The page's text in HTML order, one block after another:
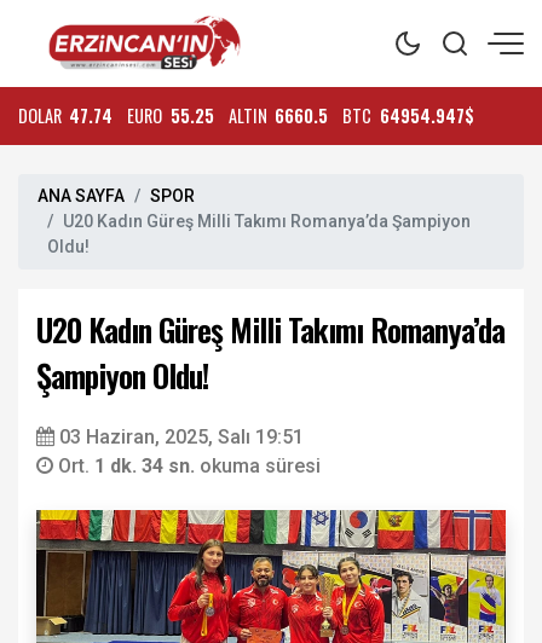
DOLAR 47.74 EURO 55.25 ALTIN 6660.5 BTC 64954.947$
ANA SAYFA
SPOR
U20 Kadın Güreş Milli Takımı Romanya’da Şampiyon
Oldu!
U20 Kadın Güreş Milli Takımı Romanya’da
Şampiyon Oldu!
03 Haziran, 2025, Salı 19:51
Ort. 1 dk. 34 sn. okuma süresi